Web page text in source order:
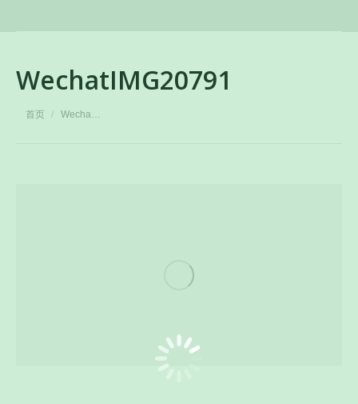
WechatIMG20791
您在这里：
首页 Wecha…